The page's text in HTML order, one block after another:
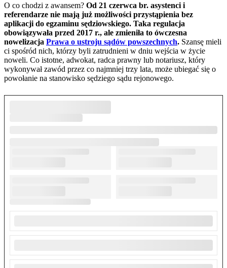
O co chodzi z awansem? Od 21 czerwca br. asystenci i
referendarze nie mają już możliwości przystąpienia bez
aplikacji do egzaminu sędziowskiego. Taka regulacja
obowiązywała przed 2017 r., ale zmieniła to ówczesna
nowelizacja Prawa o ustroju sądów powszechnych. Szansę mieli
ci spośród nich, którzy byli zatrudnieni w dniu wejścia w życie
noweli. Co istotne, adwokat, radca prawny lub notariusz, który
wykonywał zawód przez co najmniej trzy lata, może ubiegać się o
powołanie na stanowisko sędziego sądu rejonowego.